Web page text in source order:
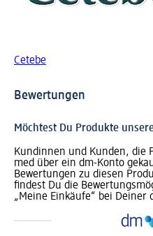
Cetebe
Bewertungen
Möchtest Du Produkte
Kundinnen und Kunden, die
med über ein dm-Konto
Bewertungen zu diesen
findest Du die
„Meine Einkäufe“ bei Deiner